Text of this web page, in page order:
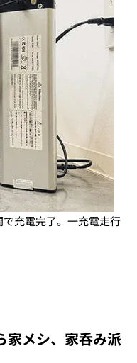
充電完了。一充電走行
家メシ、家呑み派